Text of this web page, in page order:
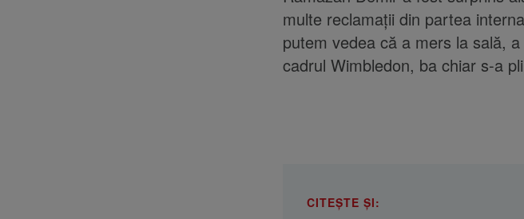
multe reclamații din partea
putem vedea că a mers la sală,
cadrul Wimbledon, ba chiar s-a
CITEȘTE ȘI: